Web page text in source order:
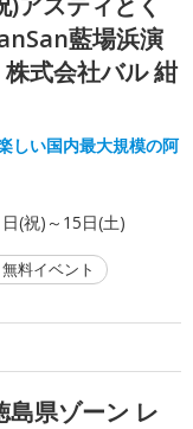
藍場浜演
式会社バル 紺
しい国内最大規模の阿
(祝)～15日(土)
無料イベント
島県ゾーン レ